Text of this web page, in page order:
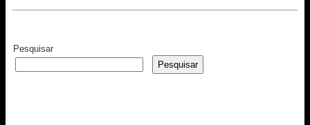
Pesquisar
Pesquisar